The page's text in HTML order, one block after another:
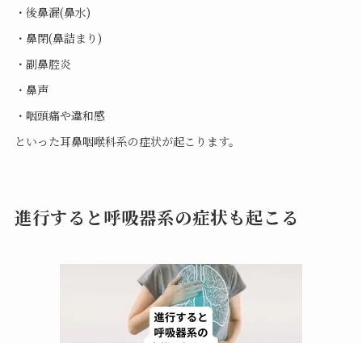
・後鼻漏(鼻水)
・鼻閉(鼻詰まり)
・副鼻腔炎
・鼻声
・咽頭痛や違和感
といった耳鼻咽喉科系の症状が起こります。
進行すると呼吸器系の症状も起こる